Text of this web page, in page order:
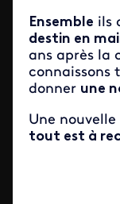
Ensemble ils
destin en
ans après la
connaissons
donner une
Une
tout est à